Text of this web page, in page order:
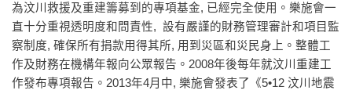
為汶川救援及重建籌募到的專項基金, 已經完全使用。樂施會一
直十分重視透明度和問責性, 設有嚴謹的財務管理審計和項目監
察制度, 確保所有捐款用得其所, 用到災區和災民身上。整體工
作及財務在機構年報向公眾報告。2008年後每年就汶川重建工
作發布專項報告。2013年4月中, 樂施會發表了《5•12 汶川地震